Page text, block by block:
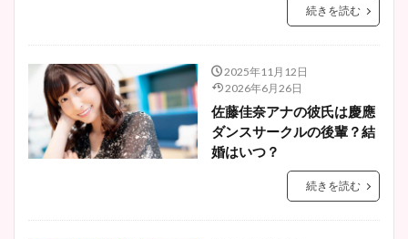
続きを読む
2025年11月12日
2026年6月26日
佐藤佳奈アナの彼氏は慶應
ダンスサークルの後輩？結
婚はいつ？
続きを読む